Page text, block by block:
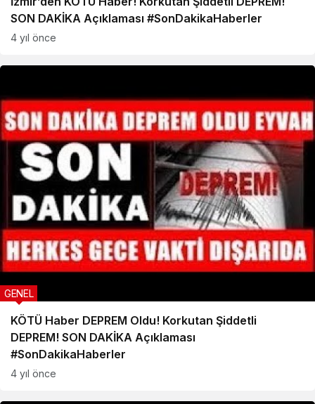
SON DAKİKA Açıklaması #SonDakikaHaberler
4 yıl önce
KÖTÜ Haber DEPREM Oldu! Korkutan Şiddetli
DEPREM! SON DAKİKA Açıklaması
#SonDakikaHaberler
GENEL
4 yıl önce